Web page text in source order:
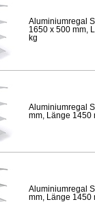
Aluminiumregal
1650 x 500 mm,
kg
Aluminiumregal
mm, Länge 1450
Aluminiumregal
mm, Länge 1450